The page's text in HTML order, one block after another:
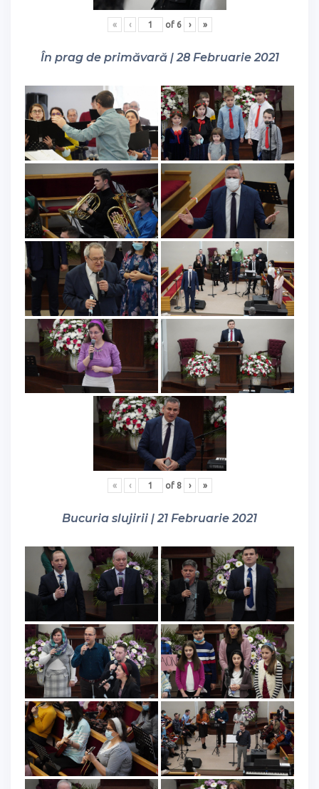
« ‹ of 6 › »
În prag de primăvară | 28 Februarie 2021
« ‹ of 8 › »
Bucuria slujirii | 21 Februarie 2021